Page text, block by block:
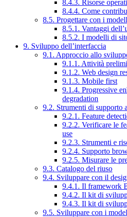
8.4.3. Risorse
8.4.4. Come
8.5. Progettare con i
8.5.1. Vantaggi
8.5.2. I modelli di
9. Sviluppo dell’interfaccia
9.1. Approccio allo
9.1.1. Attività
9.1.2. Web design
9.1.3. Mobile first
9.1.4. Progressive
degradation
9.2. Strumenti di supporto
9.2.1. Feature
9.2.2. Verificare le
use
9.2.3. Strumenti e
9.2.4. Supporto
9.2.5. Misurare le
9.3. Catalogo del riuso
9.4. Sviluppare con il
9.4.1. Il framework
9.4.2. Il kit di
9.4.3. Il kit di
9.5. Sviluppare con i